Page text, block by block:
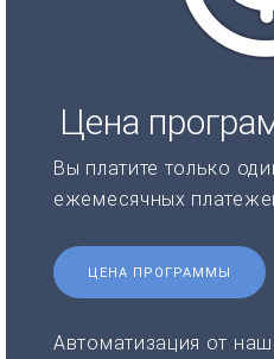
Цена
Вы платите только
ежемесячных
ЦЕНА ПРОГРАММЫ
Автоматизация от